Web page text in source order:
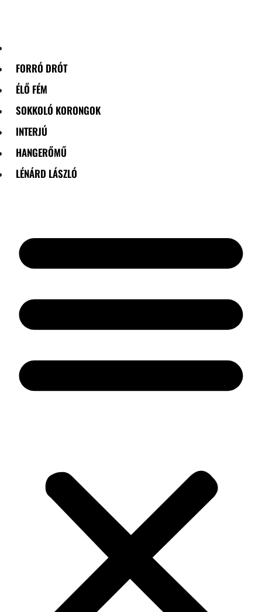
FORRÓ DRÓT
ÉLŐ FÉM
SOKKOLÓ KORONGOK
INTERJÚ
HANGERŐMŰ
LÉNÁRD LÁSZLÓ